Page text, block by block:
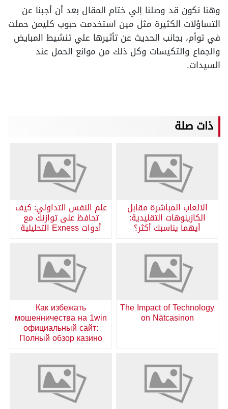
وهنا نكون قد وصلنا إلي ختام المقال بعد أن أجبنا عن
التساؤلات الكثيرة مثل مين استخدمت حبوب كليمن حملت
في توأم، بجانب الحديث عن تأثيرها علي تنشيط المبايض
والجماع والتكيسات وكل ذلك من موانع الحمل عند
السيدات.
ذات صلة
الالعاب المباشرة مقابل
الكازينوهات التقليدية:
أيهما يناسبك أكثر؟
علم النفس التداولي: كيف
تحافظ على توازنك مع
أدوات Exness التحليلية
The Impact of Technology
on Nätcasinon
Как избежать
мошенничества на 1win
официальный сайт:
Полный обзор казино